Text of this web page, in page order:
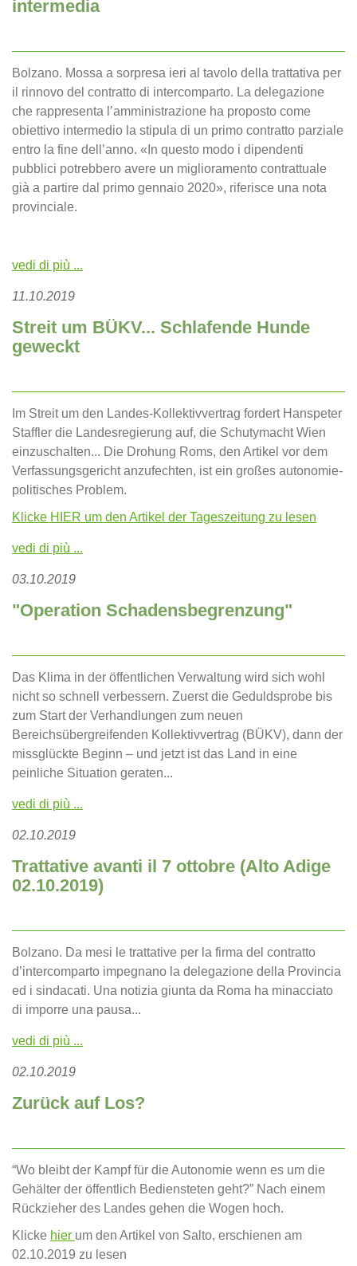
intermedia
Bolzano. Mossa a sorpresa ieri al tavolo della trattativa per
il rinnovo del contratto di intercomparto. La delegazione
che rappresenta l’amministrazione ha proposto come
obiettivo intermedio la stipula di un primo contratto parziale
entro la fine dell’anno. «In questo modo i dipendenti
pubblici potrebbero avere un miglioramento contrattuale
già a partire dal primo gennaio 2020», riferisce una nota
provinciale.
vedi di più ...
11.10.2019
Streit um BÜKV... Schlafende Hunde
geweckt
Im Streit um den Landes-Kollektivvertrag fordert Hanspeter
Staffler die Landesregierung auf, die Schutymacht Wien
einzuschalten... Die Drohung Roms, den Artikel vor dem
Verfassungsgericht anzufechten, ist ein großes autonomie-
politisches Problem.
Klicke HIER um den Artikel der Tageszeitung zu lesen
vedi di più ...
03.10.2019
"Operation Schadensbegrenzung"
Das Klima in der öffentlichen Verwaltung wird sich wohl
nicht so schnell verbessern. Zuerst die Geduldsprobe bis
zum Start der Verhandlungen zum neuen
Bereichsübergreifenden Kollektivvertrag (BÜKV), dann der
missglückte Beginn – und jetzt ist das Land in eine
peinliche Situation geraten...
vedi di più ...
02.10.2019
Trattative avanti il 7 ottobre (Alto Adige
02.10.2019)
Bolzano. Da mesi le trattative per la firma del contratto
d’intercomparto impegnano la delegazione della Provincia
ed i sindacati. Una notizia giunta da Roma ha minacciato
di imporre una pausa...
vedi di più ...
02.10.2019
Zurück auf Los?
“Wo bleibt der Kampf für die Autonomie wenn es um die
Gehälter der öffentlich Bediensteten geht?” Nach einem
Rückzieher des Landes gehen die Wogen hoch.
Klicke hier um den Artikel von Salto, erschienen am
02.10.2019 zu lesen